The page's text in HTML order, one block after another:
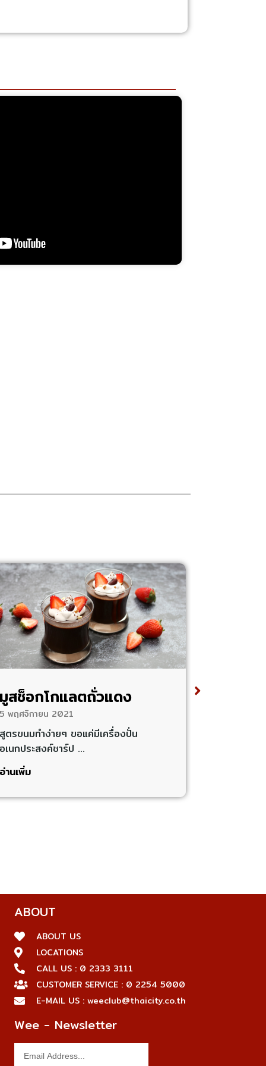
มูสช็อกโกแลตถั่วแดง
5 พฤศจิกายน 2021
สูตรขนมทำง่ายๆ ขอแค่มีเครื่องปั่น
อเนกประสงค์ชาร์ป …
อ่านเพิ่ม
ABOUT
ABOUT US
LOCATIONS
CALL US : 0 2333 3111
CUSTOMER SERVICE : 0 2254 5000
E-MAIL US : weeclub@thaicity.co.th
Wee - Newsletter